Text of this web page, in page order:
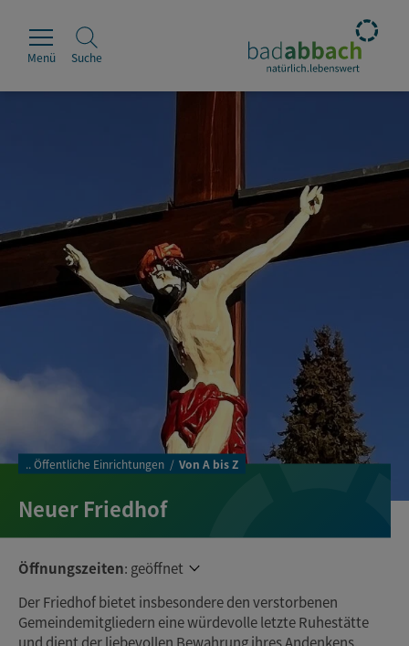
Leben & Wohnen
Wirtschaft & Handel
Menü Suche
.. Öffentliche Einrichtungen Von A bis Z
Neuer Friedhof
Öffnungszeiten: geöffnet
Der Friedhof bietet insbesondere den verstorbenen
Gemeindemitgliedern eine würdevolle letzte Ruhestätte
und dient der liebevollen Bewahrung ihres Andenkens.